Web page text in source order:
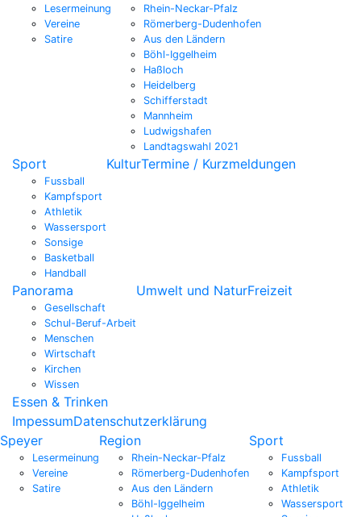
Lesermeinung
Vereine
Satire
Rhein-Neckar-Pfalz
Römerberg-Dudenhofen
Aus den Ländern
Böhl-Iggelheim
Haßloch
Heidelberg
Schifferstadt
Mannheim
Ludwigshafen
Landtagswahl 2021
Sport
Fussball
Kampfsport
Athletik
Wassersport
Sonsige
Basketball
Handball
KulturTermine / Kurzmeldungen
Panorama
Gesellschaft
Schul-Beruf-Arbeit
Menschen
Wirtschaft
Kirchen
Wissen
Umwelt und NaturFreizeit
Essen & Trinken
ImpessumDatenschutzerklärung
Speyer
Lesermeinung
Vereine
Satire
Region
Rhein-Neckar-Pfalz
Römerberg-Dudenhofen
Aus den Ländern
Böhl-Iggelheim
Sport
Fussball
Kampfsport
Athletik
Wassersport